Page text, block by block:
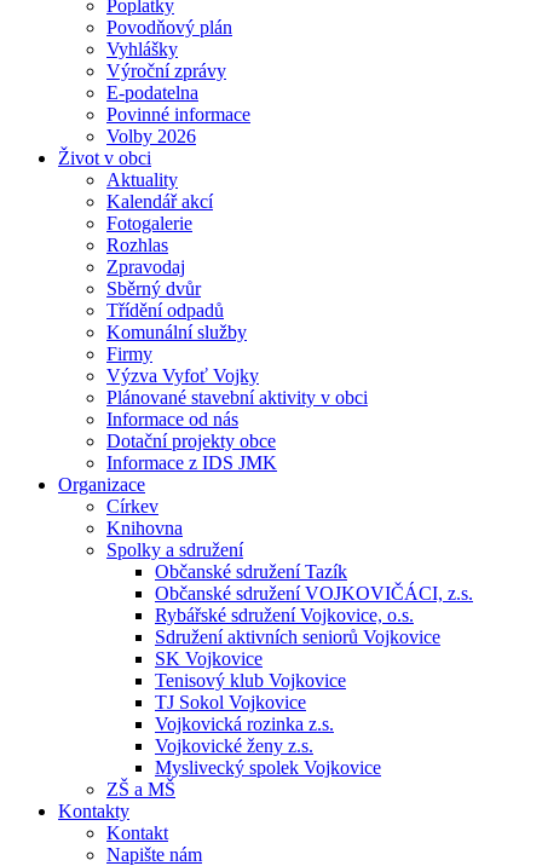
Poplatky
Povodňový plán
Vyhlášky
Výroční zprávy
E-podatelna
Povinné informace
Volby 2026
Život v obci
Aktuality
Kalendář akcí
Fotogalerie
Rozhlas
Zpravodaj
Sběrný dvůr
Třídění odpadů
Komunální služby
Firmy
Výzva Vyfoť Vojky
Plánované stavební aktivity v obci
Informace od nás
Dotační projekty obce
Informace z IDS JMK
Organizace
Církev
Knihovna
Spolky a sdružení
Občanské sdružení Tazík
Občanské sdružení VOJKOVIČÁCI, z.s.
Rybářské sdružení Vojkovice, o.s.
Sdružení aktivních seniorů Vojkovice
SK Vojkovice
Tenisový klub Vojkovice
TJ Sokol Vojkovice
Vojkovická rozinka z.s.
Vojkovické ženy z.s.
Myslivecký spolek Vojkovice
ZŠ a MŠ
Kontakty
Kontakt
Napište nám